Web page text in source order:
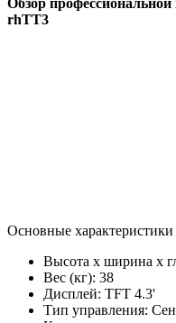
Обзор
rhTT3
Основные характеристики
Высота х ширина х
Вес (кг): 38
Дисплей: TFT 4.3'
Тип управления: